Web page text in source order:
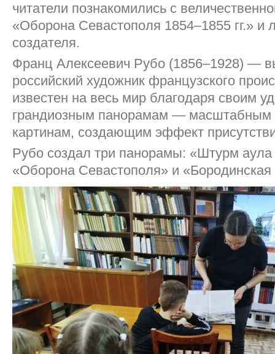
читатели познакомились с
«Оборона Севастополя 1854–1855 гг.» и
создателя.
Франц Алексеевич Рубо (1856–1928) —
российский художник французского
известен на весь мир благодаря своим
грандиозным панорамам — масштабным
картинам, создающим эффект
Рубо создал три панорамы: «Штурм аула
«Оборона Севастополя» и «Бородинская